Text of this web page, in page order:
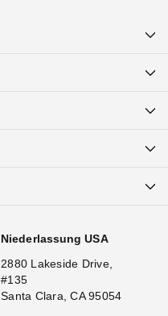
Niederlassung USA
2880 Lakeside Drive,
#135
Santa Clara, CA 95054